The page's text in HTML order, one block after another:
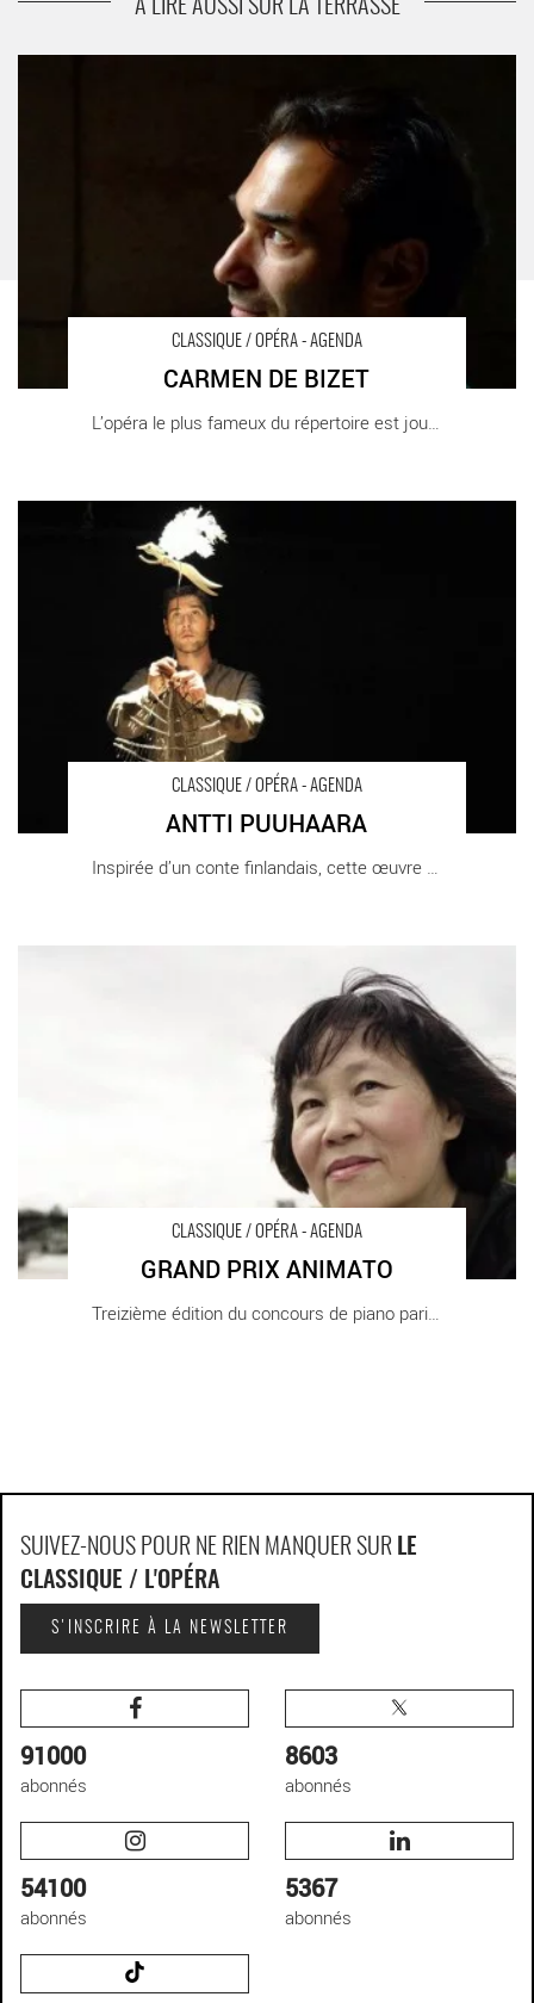
A LIRE AUSSI SUR LA TERRASSE
CLASSIQUE / OPÉRA - AGENDA
CARMEN DE BIZET
L’opéra le plus fameux du répertoire est joué [...]
CLASSIQUE / OPÉRA - AGENDA
ANTTI PUUHAARA
Inspirée d’un conte finlandais, cette œuvre [...]
ANTTI PUUHAARA - Critique sortie Classique / Opéra Montigny-
le-Bretonneux Théâtre de Saint-Quentin-en-Yvelines
CLASSIQUE / OPÉRA - AGENDA
GRAND PRIX ANIMATO
Treizième édition du concours de piano parisien.
SUIVEZ-NOUS POUR NE RIEN MANQUER SUR LE
CLASSIQUE / L'OPÉRA
S'INSCRIRE À LA NEWSLETTER
91000
abonnés
8603
abonnés
54100
abonnés
5367
abonnés